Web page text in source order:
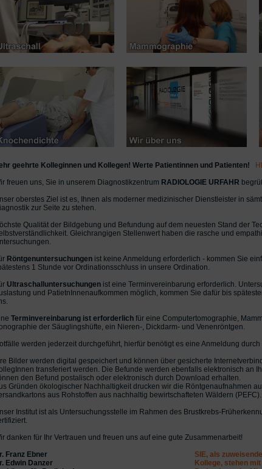
geehrte Kolleginnen und Kollegen! Werte Patientinnen und Patienten!
freuen uns, Sie in unserem Diagnostikzentrum RADIOLOGIE URFAHR
oberstes Ziel ist es, Ihnen als moderner medizinischer Dienstleister in
zur Seite zu stehen.
Qualität der Bildgebung und Befundung auf dem neuesten Stand der
Gleichrangigen Stellenwert haben die rasche und
Röntgenuntersuchungen ist keine Anmeldung erforderlich - kommen Sie
1 Stunde vor Ordinationsschluss in unsere Ordination.
Ultraschalluntersuchungen ist eine Terminvereinbarung erforderlich.
und PatietnInnenaufkommen möglich, kommen Sie dafür bis
Terminvereinbarung ist erforderlich für eine Computertomographie,
der Säuglingshüfte, ein Nieren-, Dickdarm- und Venenröntgen.
werden jederzeit durchgeführt, hierfür benötigt es eine Anmeldung
Bilder werden digital gespeichert und können über gesicherte
transferiert werden. Die Befunde werden ebenfalls elektronisch an
den Befund postalisch oder elektronisch durch Download erhalten.
Gründen ökologischer Nachhaltigkeit drucken wir die Röntgenaufnahmen
aus Rohstoffen aus nachhaltig bewirtschafteten Wäldern (PEFC).
Institut ist als Untersuchungsstelle im Rahmen des Brustkrebs-
danken für Ihr Vertrauen und freuen uns auf eine gute Zusammenarbeit!
Franz Ebner
Edwin Danzer
SIE, als
Kollege, stehen